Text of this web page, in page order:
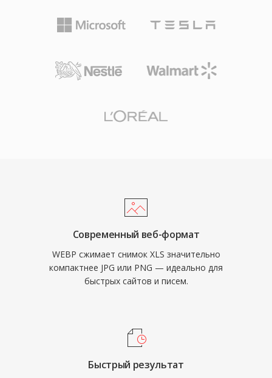
Современный веб-формат
WEBP сжимает снимок XLS значительно
компактнее JPG или PNG — идеально для
быстрых сайтов и писем.
Быстрый результат